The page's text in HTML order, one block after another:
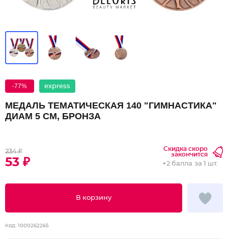
-77% express
МЕДАЛЬ ТЕМАТИЧЕСКАЯ 140 "ГИМНАСТИКА"
ДИАМ 5 СМ, БРОНЗА
234 ₽
53 ₽
Скидка скоро
закончится
В корзину
+2 балла за 1 шт.
Код: 1000262265